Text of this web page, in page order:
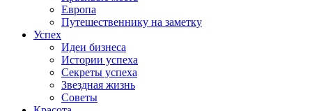
Европа
Путешественнику на заметку
Успех
Идеи бизнеса
Истории успеха
Секреты успеха
Звездная жизнь
Советы